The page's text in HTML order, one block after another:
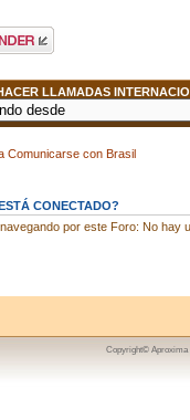
LLAMADAS
Comunicarse con Brasil
CONECTADO?
por este Foro: No hay
Copyright© Aproxima